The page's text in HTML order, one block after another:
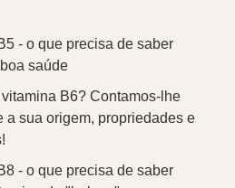
- o que precisa de saber
saúde
B6? Contamos-lhe
a sua origem, propriedades e
- o que precisa de saber